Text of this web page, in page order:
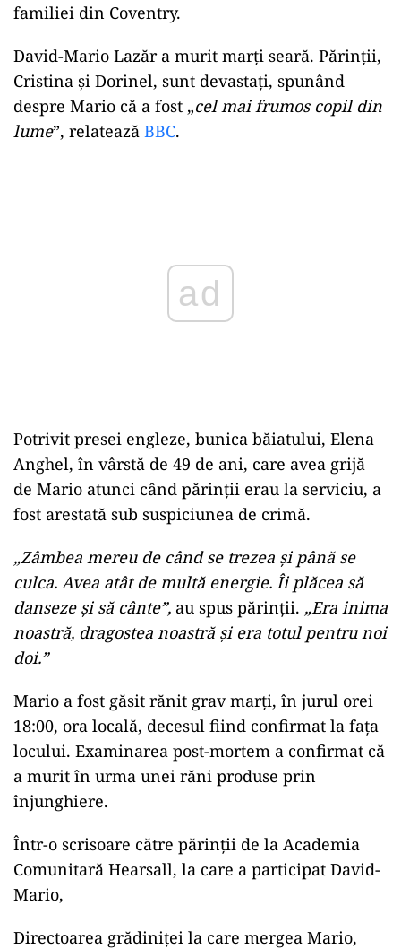
familiei din Coventry.
David-Mario Lazăr a murit marți seară. Părinții,
Cristina și Dorinel, sunt devastați, spunând
despre Mario că a fost „cel mai frumos copil din
lume”, relatează BBC.
Potrivit presei engleze, bunica băiatului, Elena
Anghel, în vârstă de 49 de ani, care avea grijă
de Mario atunci când părinții erau la serviciu, a
fost arestată sub suspiciunea de crimă.
„Zâmbea mereu de când se trezea și până se
culca. Avea atât de multă energie. Îi plăcea să
danseze și să cânte”, au spus părinții. „Era inima
noastră, dragostea noastră și era totul pentru noi
doi.”
Mario a fost găsit rănit grav marți, în jurul orei
18:00, ora locală, decesul fiind confirmat la fața
locului. Examinarea post-mortem a confirmat că
a murit în urma unei răni produse prin
înjunghiere.
Într-o scrisoare către părinții de la Academia
Comunitară Hearsall, la care a participat David-
Mario,
Directoarea grădiniței la care mergea Mario,